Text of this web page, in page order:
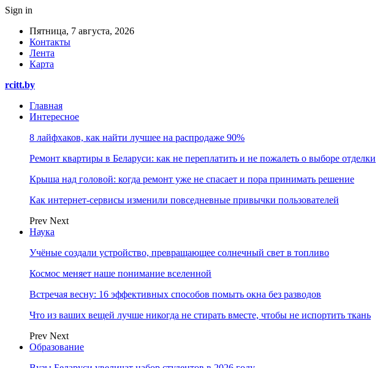
Sign in
Пятница, 7 августа, 2026
Контакты
Лента
Карта
rcitt.by
Главная
Интересное
8 лайфхаков, как найти лучшее на распродаже 90%
Ремонт квартиры в Беларуси: как не переплатить и не пожалеть о выборе отделки
Крыша над головой: когда ремонт уже не спасает и пора принимать решение
Как интернет-сервисы изменили повседневные привычки пользователей
Prev Next
Наука
Учёные создали устройство, превращающее солнечный свет в топливо
Космос меняет наше понимание вселенной
Встречая весну: 16 эффективных способов помыть окна без разводов
Что из ваших вещей лучше никогда не стирать вместе, чтобы не испортить ткань
Prev Next
Образование